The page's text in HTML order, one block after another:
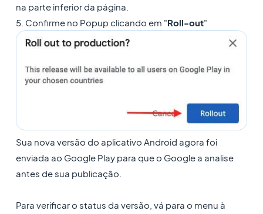
na parte inferior da página.
5. Confirme no Popup clicando em "Roll-out"
Sua nova versão do aplicativo Android agora foi
enviada ao Google Play para que o Google a analise
antes de sua publicação.
Para verificar o status da versão, vá para o menu à